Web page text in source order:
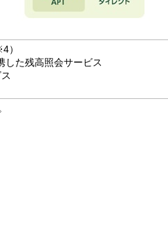
）
した残高照会サービス